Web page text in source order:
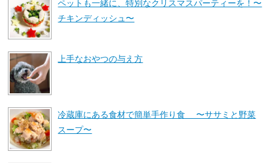
ペットも一緒に、特別なクリスマスパーティーを！〜
チキンディッシュ〜
上手なおやつの与え方
冷蔵庫にある食材で簡単手作り食 〜ササミと野菜
スープ〜